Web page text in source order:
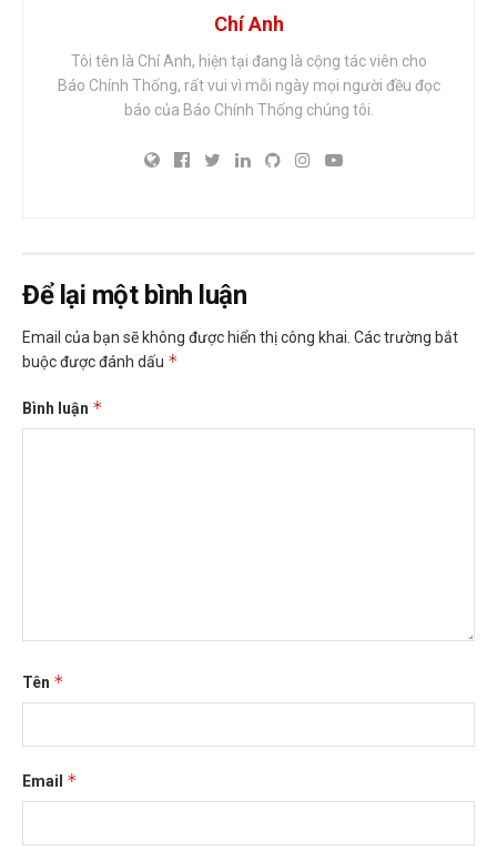
Chí Anh
Tôi tên là Chí Anh, hiện tại đang là cộng tác viên cho
Báo Chính Thống, rất vui vì mỗi ngày mọi người đều đọc
báo của Báo Chính Thống chúng tôi.
Để lại một bình luận
Email của bạn sẽ không được hiển thị công khai. Các trường bắt
buộc được đánh dấu *
Bình luận *
Tên *
Email *